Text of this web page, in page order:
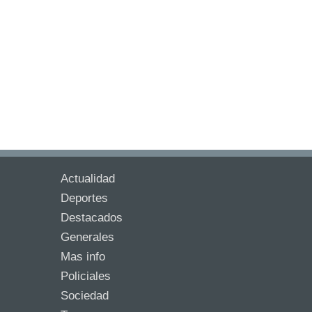
Actualidad
Deportes
Destacados
Generales
Mas info
Policiales
Sociedad